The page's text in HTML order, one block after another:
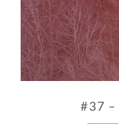
#37 –